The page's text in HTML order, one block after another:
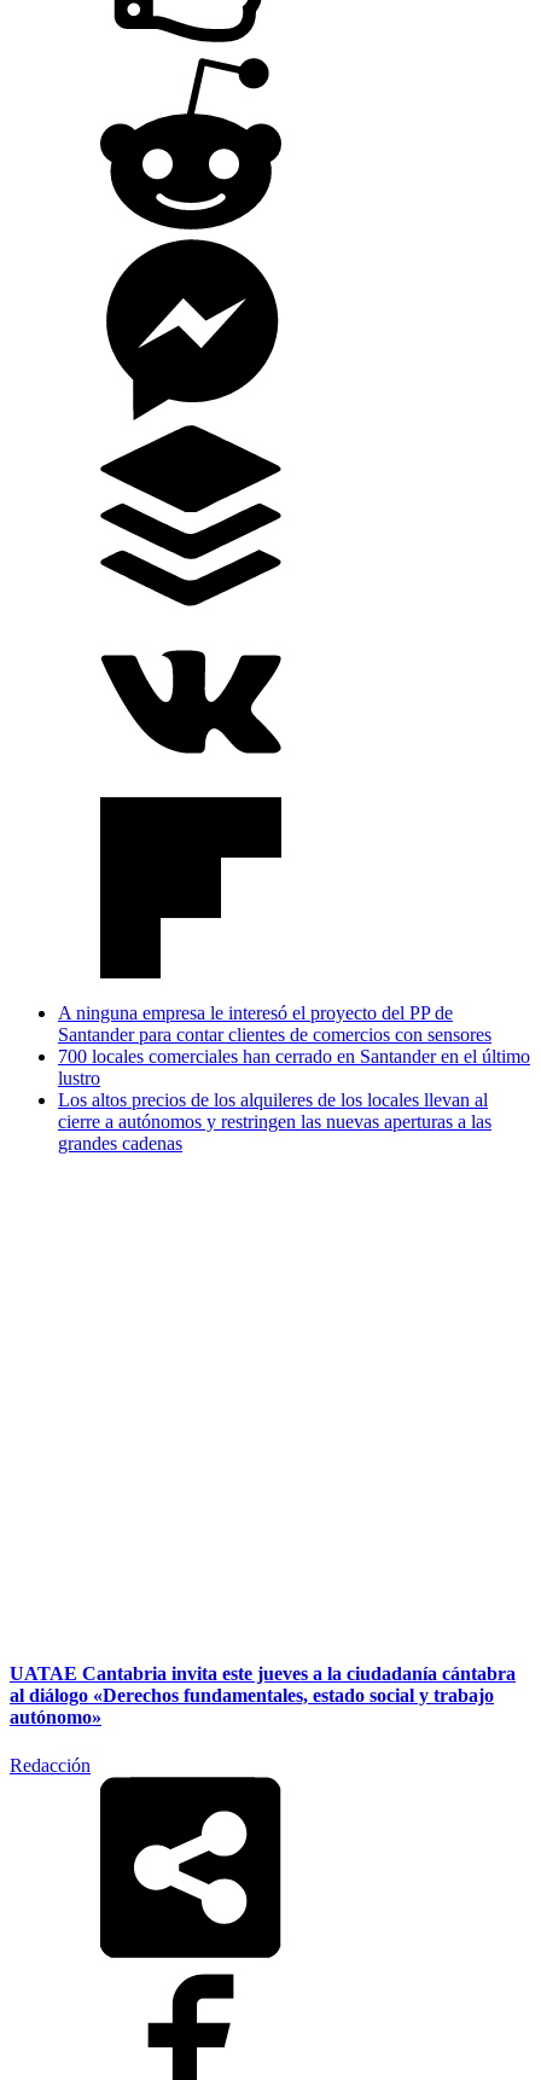
A ninguna empresa le interesó el proyecto del PP de
Santander para contar clientes de comercios con sensores
700 locales comerciales han cerrado en Santander en el último
lustro
Los altos precios de los alquileres de los locales llevan al
cierre a autónomos y restringen las nuevas aperturas a las
grandes cadenas
UATAE Cantabria invita este jueves a la ciudadanía cántabra
al diálogo «Derechos fundamentales, estado social y trabajo
autónomo»
Redacción